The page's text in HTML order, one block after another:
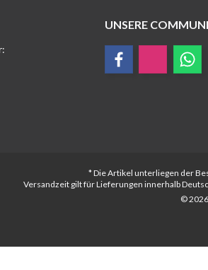
UNSERE
* Die Artikel unterliegen der
Versandzeit gilt für Lieferungen innerhalb
©